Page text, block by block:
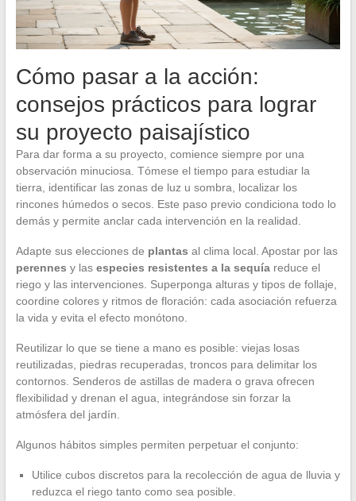
Cómo pasar a la acción:
consejos prácticos para lograr
su proyecto paisajístico
Para dar forma a su proyecto, comience siempre por una
observación minuciosa. Tómese el tiempo para estudiar la
tierra, identificar las zonas de luz u sombra, localizar los
rincones húmedos o secos. Este paso previo condiciona todo lo
demás y permite anclar cada intervención en la realidad.
Adapte sus elecciones de plantas al clima local. Apostar por las
perennes y las especies resistentes a la sequíareduce el
riego y las intervenciones. Superponga alturas y tipos de follaje,
coordine colores y ritmos de floración: cada asociación refuerza
la vida y evita el efecto monótono.
Reutilizar lo que se tiene a mano es posible: viejas losas
reutilizadas, piedras recuperadas, troncos para delimitar los
contornos. Senderos de astillas de madera o grava ofrecen
flexibilidad y drenan el agua, integrándose sin forzar la
atmósfera del jardín.
Algunos hábitos simples permiten perpetuar el conjunto:
Utilice cubos discretos para la recolección de agua de lluvia y
reduzca el riego tanto como sea posible.